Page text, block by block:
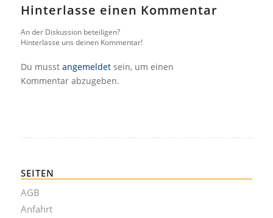
Hinterlasse einen Kommentar
An der Diskussion beteiligen?
Hinterlasse uns deinen Kommentar!
Du musst angemeldetsein, um einen
Kommentar abzugeben.
SEITEN
AGB
Anfahrt